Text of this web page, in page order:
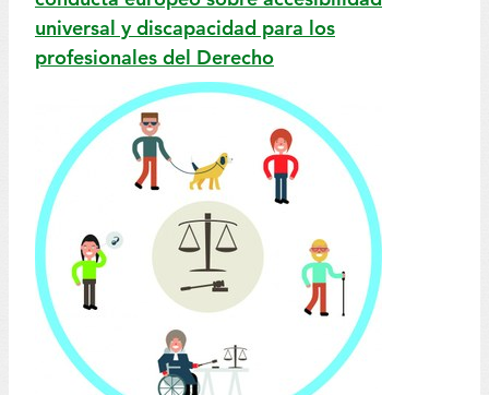
universal y discapacidad para los
profesionales del Derecho